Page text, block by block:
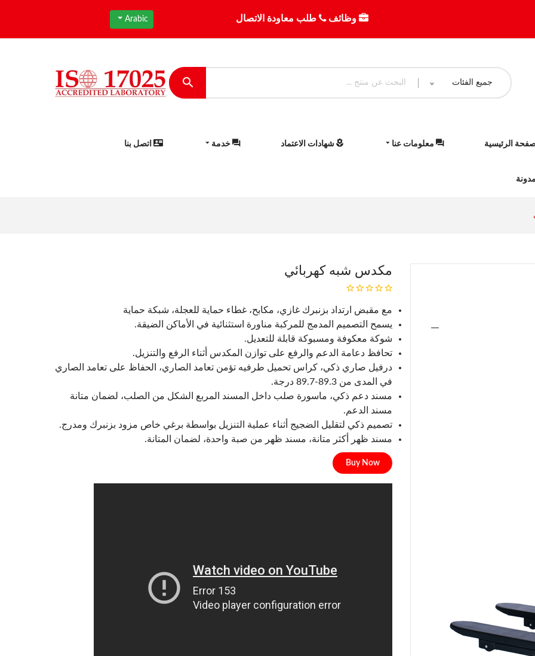
وظائف طلب معاودة الاتصال Arabic
جميع الفئات
الرئيسية معلومات عنا شهادات الاعتماد خدمة اتصل بنا
مكدس شبه كهربائي
مع مقبض ارتداد بزنبرك غازي، مكابح، غطاء حماية للعجلة، شبكة حماية
يسمح التصميم المدمج للمركبة مناورة استثنائية في الأماكن الضيقة.
شوكة معكوفة ومسبوكة قابلة للتعديل.
تحافظ دعامة الدعم والرفع على توازن المكدس أثناء الرفع والتنزيل.
درفيل صاري ذكي، كراس تحميل طرفيه تؤمن تعامد الصاري، الحفاظ على تعامد الصاري
في المدى من 89.3-89.7 درجة.
مسند دعم ذكي، ماسورة صلب داخل المسند المربع الشكل من الصلب، لضمان متانة
مسند الدعم.
تصميم ذكي لتقليل الضجيج أثناء عملية التنزيل بواسطة برغي خاص مزود بزنبرك ومدرج.
مسند ظهر أكثر متانة، مسند ظهر من صبة واحدة، لضمان المتانة.
Buy Now